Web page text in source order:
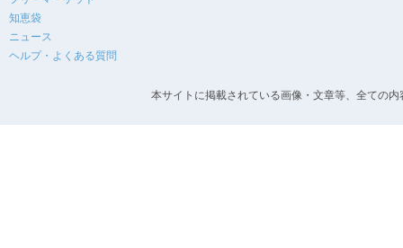
知恵袋
ニュース
ヘルプ・よくある質問
本サイトに掲載されている画像・文章等、全ての